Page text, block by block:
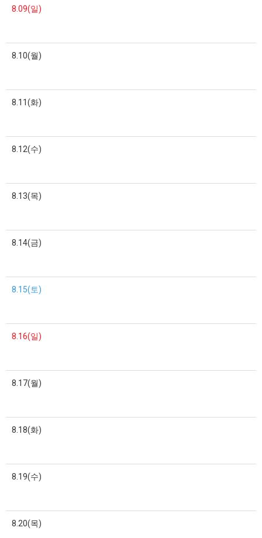
8.09(일)
8.10(월)
8.11(화)
8.12(수)
8.13(목)
8.14(금)
8.15(토)
8.16(일)
8.17(월)
8.18(화)
8.19(수)
8.20(목)